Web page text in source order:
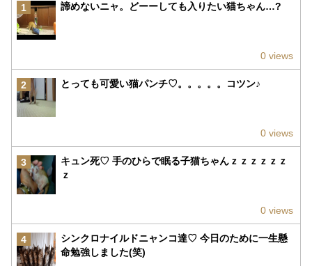
1 諦めないニャ。どーーしても入りたい猫ちゃん…?
0 views
2 とっても可愛い猫パンチ♡。。。。。コツン♪
0 views
3
キュン死♡ 手のひらで眠る子猫ちゃんｚｚｚｚｚｚ
ｚ
0 views
4
シンクロナイルドニャンコ達♡ 今日のために一生懸
命勉強しました(笑)